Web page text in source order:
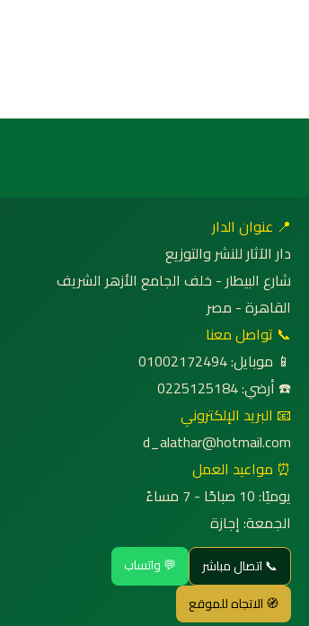
📍 عنوان الدار
دار الآثار للنشر والتوزيع
شارع البيطار - خلف الجامع الأزهر الشريف
القاهرة - مصر
📞 تواصل معنا
📱 موبايل: 01002172494
☎️ أرضي: 0225125184
📧 البريد الإلكتروني
d_alathar@hotmail.com
⏰ مواعيد العمل
يوميًا: 10 صباحًا - 7 مساءً
الجمعة: إجازة
📞 اتصال مباشر
💬 واتساب
🧭 الاتجاه للموقع